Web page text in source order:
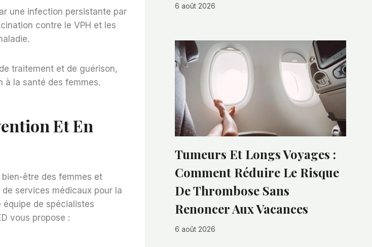
une infection persistante par
contre le VPH et les
traitement et de guérison,
à la santé des femmes.
Et En
être des femmes et
services médicaux pour la
de spécialistes
vous propose :
6 août 2026
Tumeurs Et Longs Voyages :
Comment Réduire Le Risque
De Thrombose Sans
Renoncer Aux Vacances
6 août 2026